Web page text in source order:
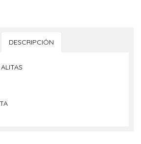
DESCRIPCIÓN